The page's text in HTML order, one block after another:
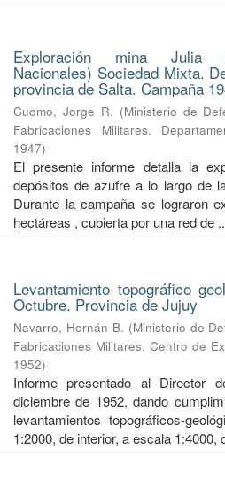
Exploración mina Julia
Nacionales) Sociedad Mixta.
provincia de Salta. Campaña
Cuomo, Jorge R. (Ministerio de
Fabricaciones Militares.
1947)
El presente informe detalla la
depósitos de azufre a lo largo de
Durante la campaña se lograron
hectáreas , cubierta por una red de
Levantamiento topográfico
Octubre. Provincia de Jujuy
Navarro, Hernán B. (Ministerio de
Fabricaciones Militares. Centro de
1952)
Informe presentado al Director
diciembre de 1952, dando
levantamientos topográficos-
1:2000, de interior, a escala 1:4000,